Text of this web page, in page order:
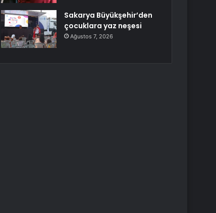
Sakarya Büyükşehir’den
çocuklara yaz neşesi
Ağustos 7, 2026